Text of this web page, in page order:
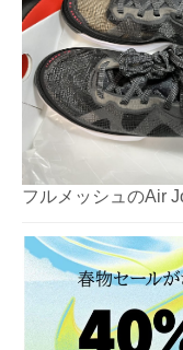
フルメッシュのAir